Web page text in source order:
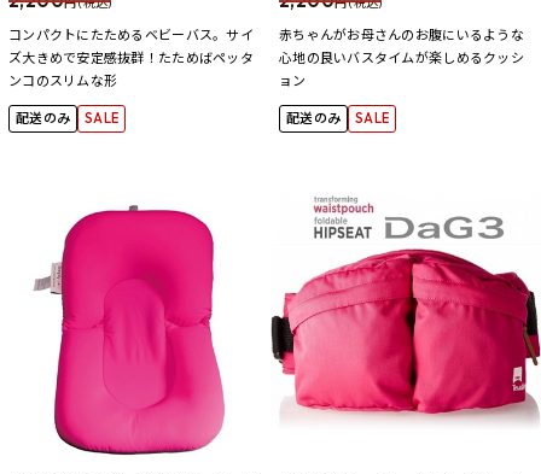
コンパクトにたためるベビーバス。サイ
ズ大きめで安定感抜群！たためばペッタ
ンコのスリムな形
配送のみ SALE
赤ちゃんがお母さんのお腹にいるような
心地の良いバスタイムが楽しめるクッシ
ョン
配送のみ SALE